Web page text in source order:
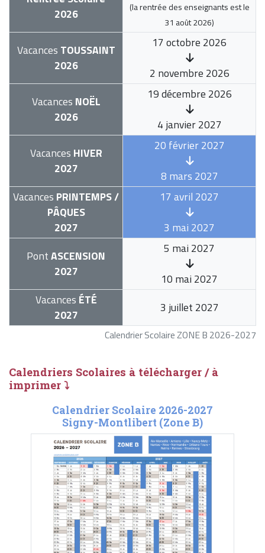
Calendrier Scolaire ZONE B 2026-2027
2026
(la rentrée des enseignants est le
31 août 2026)
Vacances TOUSSAINT
2026
17 octobre 2026
2 novembre 2026
Vacances NOËL
2026
19 décembre 2026
4 janvier 2027
Vacances HIVER
2027
20 février 2027
8 mars 2027
Vacances PRINTEMPS /
PÂQUES
2027
17 avril 2027
3 mai 2027
PontASCENSION
2027
5 mai 2027
10 mai 2027
Vacances ÉTÉ
2027
3 juillet 2027
Calendriers Scolaires à télécharger / à
imprimer ⤵
Calendrier Scolaire 2026-2027
Signy-Montlibert (Zone B)